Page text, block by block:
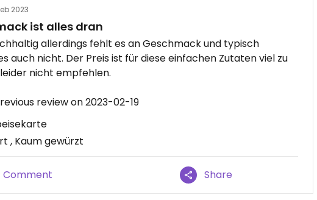
2023
ist alles dran
allerdings fehlt es an Geschmack und typisch
auch nicht. Der Preis ist für diese einfachen Zutaten viel zu
nicht empfehlen.
review on 2023-02-19
, Kaum gewürzt
Comment Share